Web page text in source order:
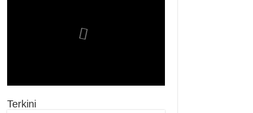
Terkini